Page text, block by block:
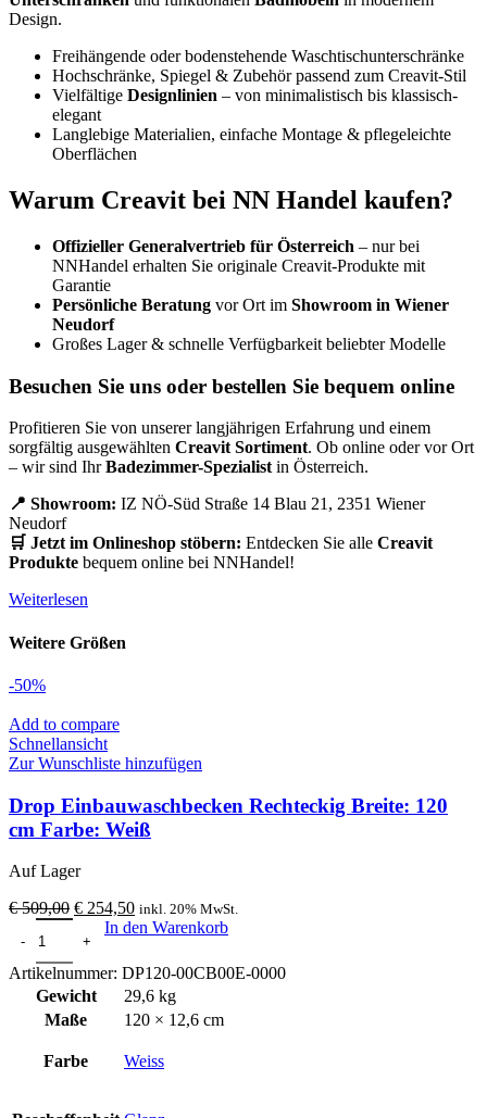
Design.
Freihängende oder bodenstehende Waschtischunterschränke
Hochschränke, Spiegel & Zubehör passend zum Creavit-Stil
Vielfältige Designlinien – von minimalistisch bis klassisch-
elegant
Langlebige Materialien, einfache Montage & pflegeleichte
Oberflächen
Warum Creavit bei NN Handel kaufen?
Offizieller Generalvertrieb für Österreich – nur bei
NNHandel erhalten Sie originale Creavit-Produkte mit
Garantie
Persönliche Beratung vor Ort im Showroom in Wiener
Neudorf
Großes Lager & schnelle Verfügbarkeit beliebter Modelle
Besuchen Sie uns oder bestellen Sie bequem online
Profitieren Sie von unserer langjährigen Erfahrung und einem
sorgfältig ausgewählten Creavit Sortiment. Ob online oder vor Ort
– wir sind IhrBadezimmer-Spezialist in Österreich.
📍 Showroom: IZ NÖ-Süd Straße 14 Blau 21, 2351 Wiener
Neudorf
🛒 Jetzt im Onlineshop stöbern: Entdecken Sie alle Creavit
Produkte bequem online bei NNHandel!
Weiterlesen
Weitere Größen
-50%
Add to compare
Schnellansicht
Zur Wunschliste hinzufügen
Drop Einbauwaschbecken Rechteckig Breite: 120
cm Farbe: Weiß
Auf Lager
€509,00 Ursprünglicher
Preis
war:
€ 509,00
€ 254,50Aktueller
Preis
€ 254,50.
inkl. 20% MwSt.
Drop Einbauwaschbecken Rechteckig Breite: 120 cm Farbe: Weiß
In den Warenkorb
Artikelnummer: DP120-00CB00E-0000
Gewicht
29,6 kg
Maße
120 × 12,6 cm
Farbe Weiss